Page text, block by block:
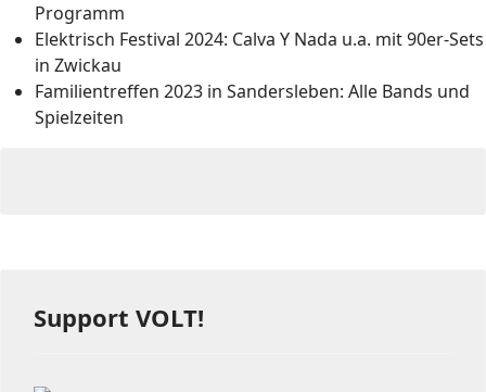
Programm
Elektrisch Festival 2024: Calva Y Nada u.a. mit 90er-Sets
in Zwickau
Familientreffen 2023 in Sandersleben: Alle Bands und
Spielzeiten
Support VOLT!